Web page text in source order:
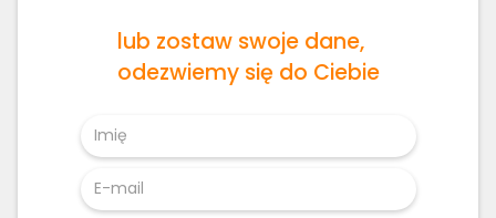
lub zostaw swoje dane,
odezwiemy się do Ciebie